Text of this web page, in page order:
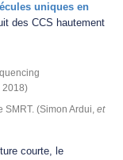
uniques en
des CCS hautement
(Simon Ardui, et
courte, le